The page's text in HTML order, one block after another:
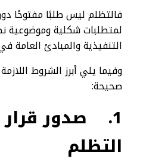
فالتظلم ليس طلبًا مفتوحًا
لمتطلبات شكلية وموضوعية
التنفيذية والمبادئ العامة
وفيما يلي أبرز الشروط
صحيحة:
1.
صدور
التظلم